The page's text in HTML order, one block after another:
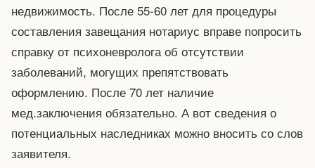
недвижимость. После 55-60 лет для процедуры
составления завещания нотариус вправе попросить
справку от психоневролога об отсутствии
заболеваний, могущих препятствовать
оформлению. После 70 лет наличие
мед.заключения обязательно. А вот сведения о
потенциальных наследниках можно вносить со слов
заявителя.